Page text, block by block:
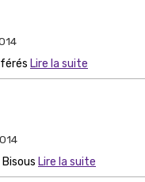
Lire la suite
Lire la suite